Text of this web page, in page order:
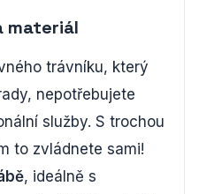
materiál
trávníku, který
nepotřebujete
služby. S trochou
to zvládnete sami!
, ideálně s